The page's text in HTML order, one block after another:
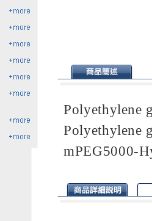
Polyethylene
Polyethylene
mPEG5000-